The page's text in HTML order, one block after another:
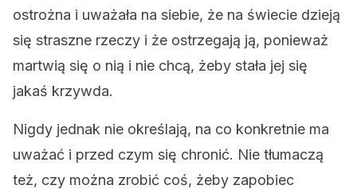
ostrożna i uważała na siebie, że na świecie dzieją
się straszne rzeczy i że ostrzegają ją, ponieważ
martwią się o nią i nie chcą, żeby stała jej się
jakaś krzywda.
Nigdy jednak nie określają, na co konkretnie ma
uważać i przed czym się chronić. Nie tłumaczą
też, czy można zrobić coś, żeby zapobiec